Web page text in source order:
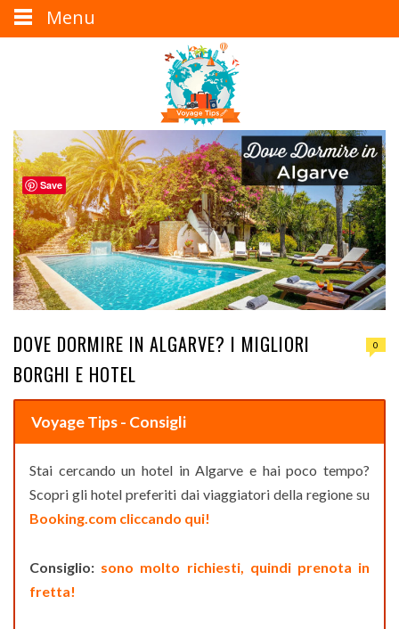
DOVE DORMIRE IN ALGARVE? I MIGLIORI
BORGHI E HOTEL
0
Voyage Tips - Consigli
Stai cercando un hotel in Algarve e hai poco tempo?
Scopri gli hotel preferiti dai viaggiatori della regione su
Booking.com cliccando qui!
Consiglio: sono molto richiesti, quindi prenota in
fretta!
Menu
Save